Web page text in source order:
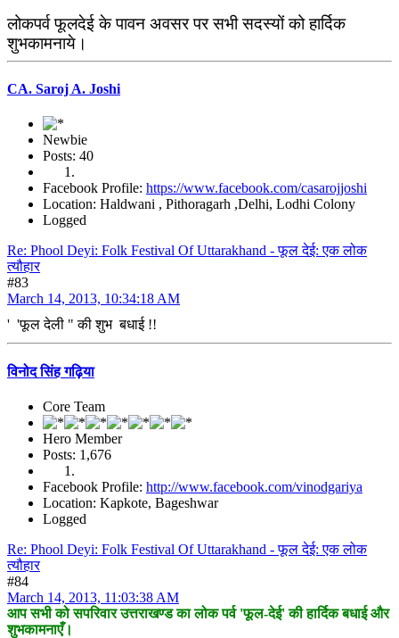
लोकपर्व फूलदेई के पावन अवसर पर सभी सदस्यों को हार्दिक
शुभकामनाये।
CA. Saroj A. Joshi
Newbie
Posts: 40
Facebook Profile: https://www.facebook.com/casarojjoshi
Location: Haldwani , Pithoragarh ,Delhi, Lodhi Colony
Logged
Re: Phool Deyi: Folk Festival Of Uttarakhand - फूल देई: एक लोक
त्यौहार
#83
March 14, 2013, 10:34:18 AM
' 'फूल देली " की शुभ बधाई !!
विनोद सिंह गढ़िया
Core Team
Hero Member
Posts: 1,676
Facebook Profile: http://www.facebook.com/vinodgariya
Location: Kapkote, Bageshwar
Logged
Re: Phool Deyi: Folk Festival Of Uttarakhand - फूल देई: एक लोक
त्यौहार
#84
March 14, 2013, 11:03:38 AM
आप सभी को सपरिवार उत्तराखण्ड का लोक पर्व 'फूल-देई' की हार्दिक बधाई और
शुभकामनाएँ।